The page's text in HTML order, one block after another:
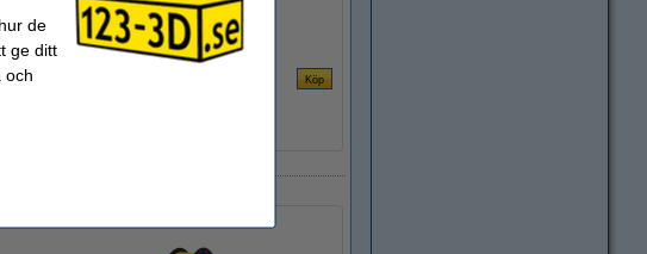
de
ge ditt
och